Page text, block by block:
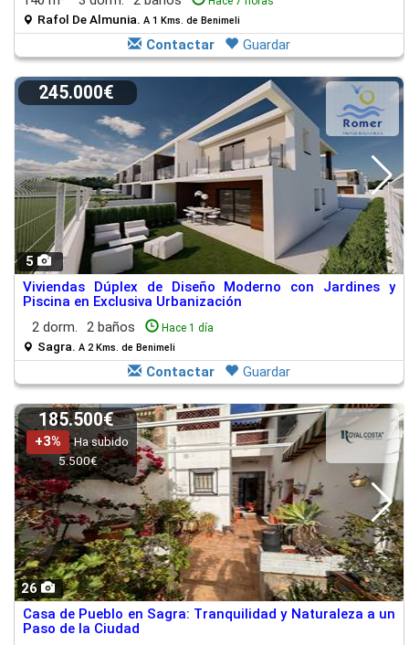
Rafol De Almunia. A 1 Kms. de Benimeli
Contactar Guardar
5
245.000€
Viviendas Dúplex de Diseño Moderno con Jardines y
Piscina en Exclusiva Urbanización
2 dorm.
2 baños Hace 1 día
Sagra. A 2 Kms. de Benimeli
Contactar Guardar
26
185.500€
+3%
Ha subido
5.500€
Casa de Pueblo en Sagra: Tranquilidad y Naturaleza a un
Paso de la Ciudad